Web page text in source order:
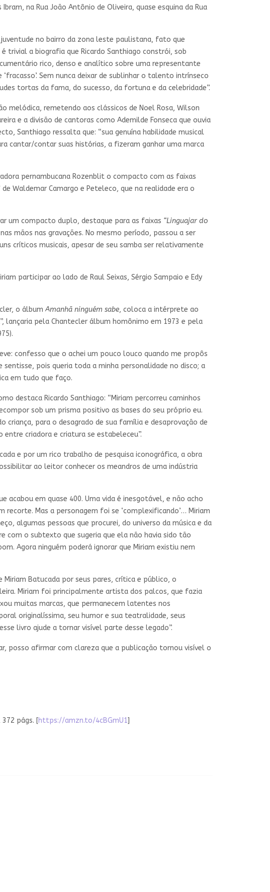
na Rua João Antônio de Oliveira, quase esquina da Rua
no bairro da zona leste paulistana, fato que
trivial a biografia que Ricardo Santhiago constrói, sob
rico, denso e analítico sobre uma representante
Sem nunca deixar de sublinhar o talento intrínseco
tortas da fama, do sucesso, da fortuna e da celebridade”.
melódica, remetendo aos clássicos de Noel Rosa, Wilson
e a divisão de cantoras como Ademilde Fonseca que ouvia
Santhiago ressalta que: “sua genuína habilidade musical
cantar/contar suas histórias, a fizeram ganhar uma marca
pernambucana Rozenblit o compacto com as faixas
Waldemar Camargo e Peteleco, que na realidade era o
um compacto duplo, destaque para as faixas “Linguajar do
mãos nas gravações. No mesmo período, passou a ser
críticos musicais, apesar de seu samba ser relativamente
participar ao lado de Raul Seixas, Sérgio Sampaio e Edy
o álbumAmanhã ninguém sabe, coloca a intérprete ao
lançaria pela Chantecler álbum homônimo em 1973 e pela
confesso que o achei um pouco louco quando me propôs
pois queria toda a minha personalidade no disco; a
em tudo que faço.
destaca Ricardo Santhiago: “Miriam percorreu caminhos
sob um prisma positivo as bases do seu próprio eu.
para o desagrado de sua família e desaprovação de
criadora e criatura se estabeleceu”.
e por um rico trabalho de pesquisa iconográfica, a obra
ao leitor conhecer os meandros de uma indústria
acabou em quase 400. Uma vida é inesgotável, e não acho
recorte. Mas a personagem foi se ‘complexificando’… Miriam
algumas pessoas que procurei, do universo da música e da
com o subtexto que sugeria que ela não havia sido tão
Agora ninguém poderá ignorar que Miriam existiu nem
Batucada por seus pares, crítica e público, o
Miriam foi principalmente artista dos palcos, que fazia
muitas marcas, que permanecem latentes nos
originalíssima, seu humor e sua teatralidade, seus
livro ajude a tornar visível parte desse legado”.
posso afirmar com clareza que a publicação tornou visível o
págs. [https://amzn.to/4cBGmU1]